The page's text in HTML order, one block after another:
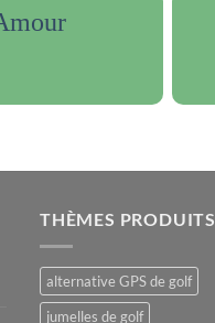
THÈMES PRODUITS
alternative GPS de golf
jumelles de golf